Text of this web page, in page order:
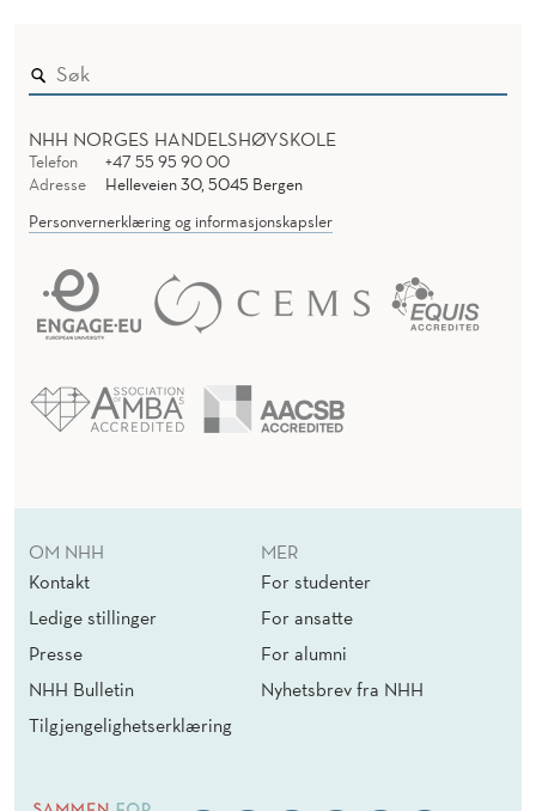
NHH NORGES HANDELSHØYSKOLE
Telefon
+47 55 95 90 00
Adresse
Helleveien 30, 5045 Bergen
Personvernerklæring og informasjonskapsler
OM NHH
Kontakt
Ledige stillinger
Presse
NHH Bulletin
Tilgjengelighetserklæring
MER
For studenter
For ansatte
For alumni
Nyhetsbrev fra NHH